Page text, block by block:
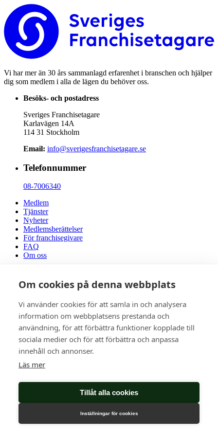
Om cookies på denna webbplats
Vi använder cookies för att samla in och analysera
information om webbplatsens prestanda och
användning, för att förbättra funktioner kopplade till
sociala medier och för att förbättra och anpassa
innehåll och annonser.
Läs mer
Tillåt alla cookies
Inställningar för cookies
Vi har mer än 30 års sammanlagd erfarenhet i branschen och hjälper
dig som medlem i alla de lägen du behöver oss.
Besöks- och postadress
Sveriges Franchisetagare
Karlavägen 14A
114 31 Stockholm
Email: info@sverigesfranchisetagare.se
Telefonnummer
08-7006340
Medlem
Tjänster
Nyheter
Medlemsberättelser
För franchisegivare
FAQ
Om oss